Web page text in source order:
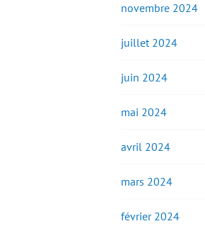
novembre 2024
juillet 2024
juin 2024
mai 2024
avril 2024
mars 2024
février 2024